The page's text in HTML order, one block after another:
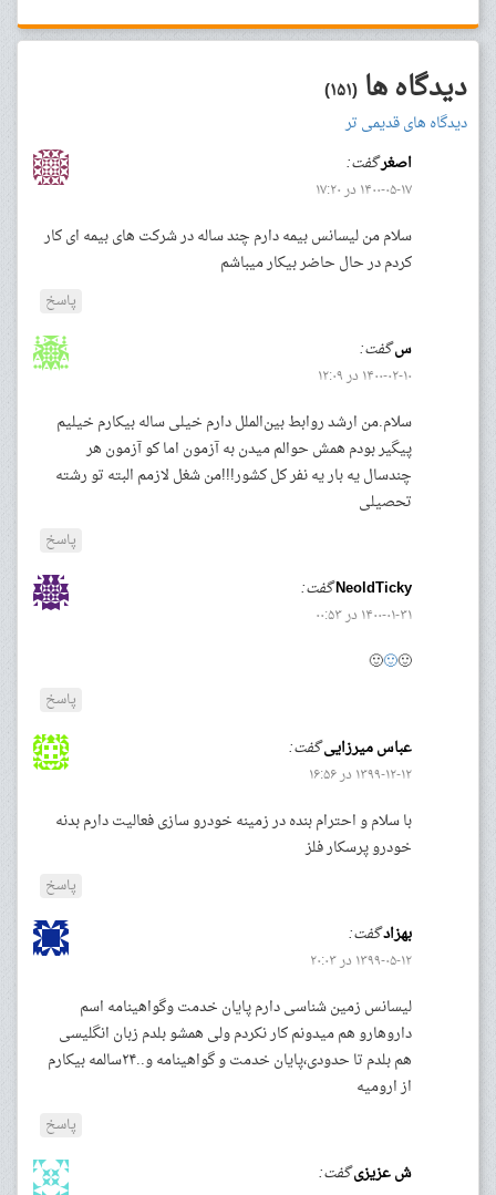
دیدگاه ها (۱۵۱)
دیدگاه های قدیمی تر
اصغرگفت:
۱۴۰۰-۰۵-۱۷ در ۱۷:۲۰
سلام من لیسانس بیمه دارم چند ساله در شرکت های بیمه ای کار
کردم در حال حاضر بیکار میباشم
پاسخ
سگفت:
۱۴۰۰-۰۲-۱۰ در ۱۲:۰۹
سلام.من ارشد روابط بین‌الملل دارم خیلی ساله بیکارم خیلیم
پیگیر بودم همش حوالم میدن به آزمون اما کو آزمون هر
چندسال یه بار یه نفر کل کشور!!!من شغل لازمم البته تو رشته
تحصیلی
پاسخ
NeoldTickyگفت:
۱۴۰۰-۰۱-۳۱ در ۰۰:۵۳
🙂
🙂
🙂
پاسخ
عباس میرزاییگفت:
۱۳۹۹-۱۲-۱۲ در ۱۶:۵۶
با سلام و احترام بنده در زمینه خودرو سازی فعالیت دارم بدنه
خودرو پرسکار فلز
پاسخ
بهزادگفت:
۱۳۹۹-۰۵-۱۲ در ۲۰:۰۳
لیسانس زمین شناسی دارم پایان خدمت و‌گواهینامه اسم
داروهارو هم میدونم کار نکردم ولی همشو بلدم زبان انگلیسی
هم بلدم تا حدودی،پایان خدمت و گواهینامه و..۲۴سالمه بیکارم
از ارومیه
پاسخ
ش عزیزیگفت: